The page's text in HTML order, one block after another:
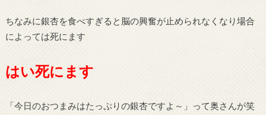
ちなみに銀杏を食べすぎると脳の興奮が止められなくなり場合
によっては死にます
はい死にます
「今日のおつまみはたっぷりの銀杏ですよ～」って奥さんが笑